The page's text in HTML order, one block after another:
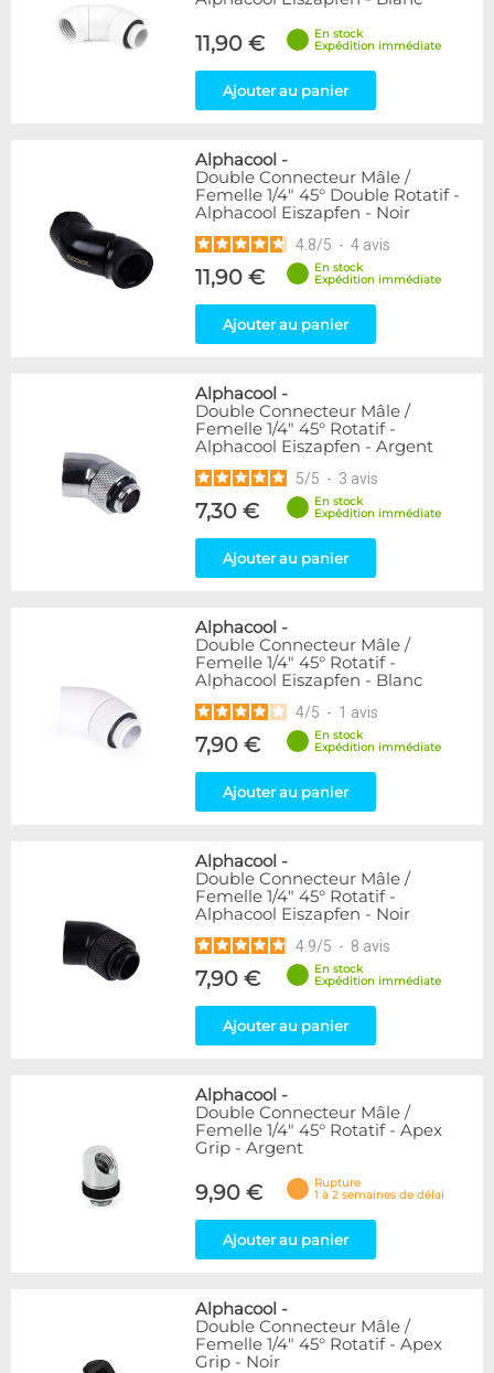
11,90 €
En stock
Expédition immédiate
Ajouter au panier
Alphacool -
Double Connecteur Mâle /
Femelle 1/4" 45° Double Rotatif -
Alphacool Eiszapfen - Noir
4.8/5 - 4 avis
11,90 €
En stock
Expédition immédiate
Ajouter au panier
Alphacool -
Double Connecteur Mâle /
Femelle 1/4" 45° Rotatif -
Alphacool Eiszapfen - Argent
5/5 - 3 avis
7,30 €
En stock
Expédition immédiate
Ajouter au panier
Alphacool -
Double Connecteur Mâle /
Femelle 1/4" 45° Rotatif -
Alphacool Eiszapfen - Blanc
4/5 - 1 avis
7,90 €
En stock
Expédition immédiate
Ajouter au panier
Alphacool -
Double Connecteur Mâle /
Femelle 1/4" 45° Rotatif -
Alphacool Eiszapfen - Noir
4.9/5 - 8 avis
7,90 €
En stock
Expédition immédiate
Ajouter au panier
Alphacool -
Double Connecteur Mâle /
Femelle 1/4" 45° Rotatif - Apex
Grip - Argent
9,90 €
Rupture
1 à 2 semaines de délai
Ajouter au panier
Alphacool -
Double Connecteur Mâle /
Femelle 1/4" 45° Rotatif - Apex
Grip - Noir